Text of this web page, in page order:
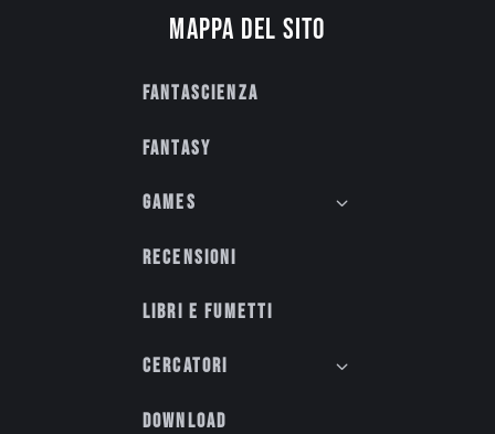
Mappa del sito
Fantascienza
Fantasy
Games
Recensioni
Libri e fumetti
Cercatori
Download